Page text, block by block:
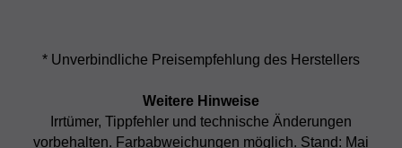
* Unverbindliche Preisempfehlung des Herstellers
Weitere Hinweise
Irrtümer, Tippfehler und technische Änderungen
vorbehalten. Farbabweichungen möglich. Stand: Mai